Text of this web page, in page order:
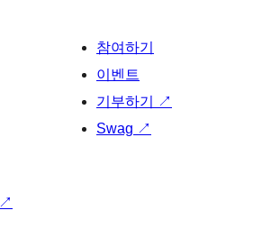
참여하기
이벤트
기부하기
↗
Swag ↗
↗